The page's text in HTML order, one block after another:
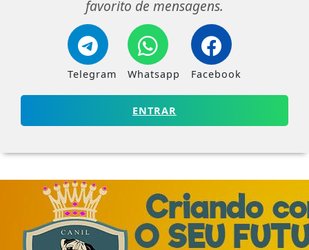
favorito de mensagens.
Telegram Whatsapp Facebook
ENTRAR